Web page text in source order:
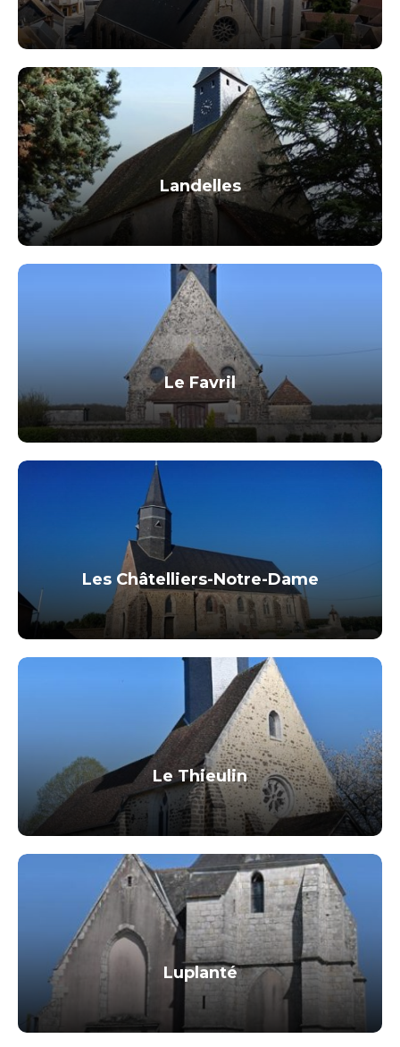
Landelles
Le Favril
Les Châtelliers-Notre-Dame
Le Thieulin
Luplanté